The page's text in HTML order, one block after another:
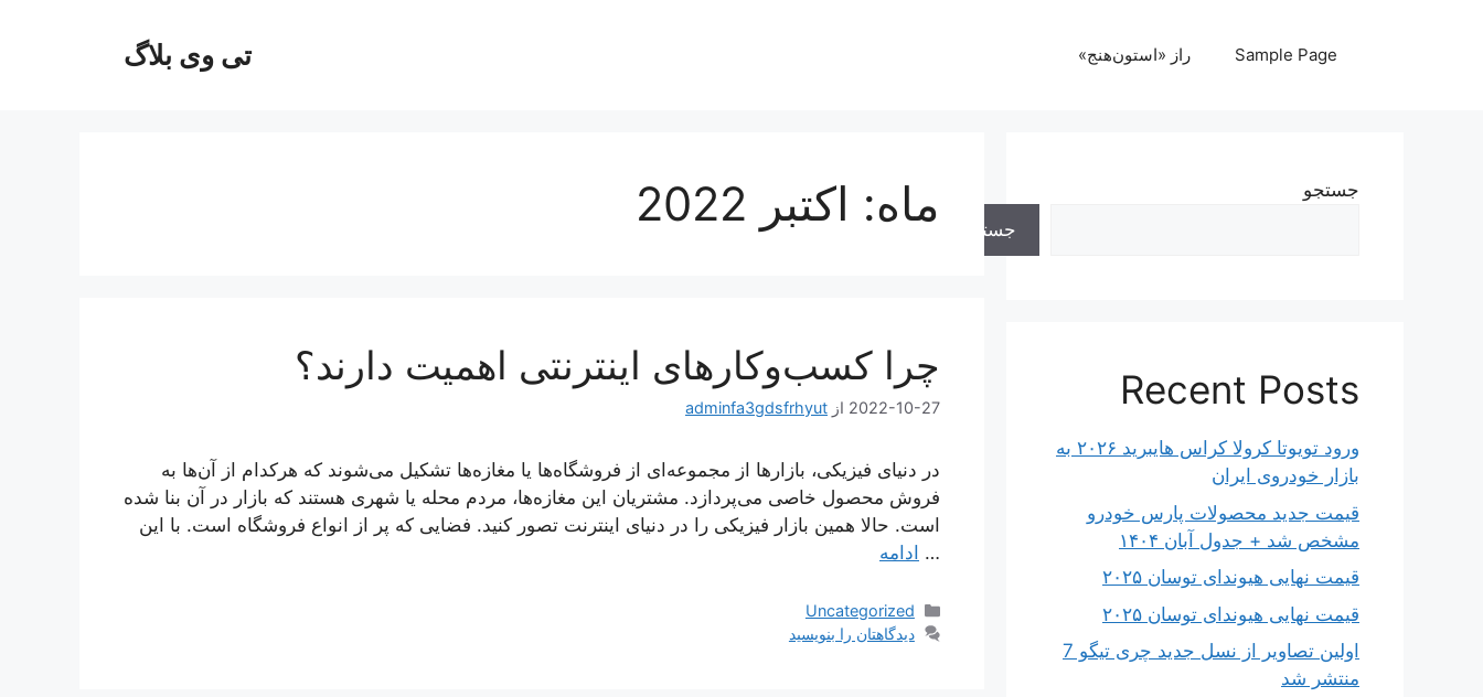
تی وی بلاگ Sample Page راز «استون‌هنج»
ماه: اکتبر 2022
چرا کسب‌وکارهای اینترنتی اهمیت دارند؟
2022-10-27 از adminfa3gdsfrhyut
در دنیای فیزیکی، بازارها از مجموعه‌ای از فروشگاه‌ها یا مغازه‌ها تشکیل می‌شوند که هرکدام از آن‌ها به
فروش محصول خاصی می‌پردازد. مشتریان این مغازه‌ها، مردم محله یا شهری هستند که بازار در آن بنا شده
است. حالا همین بازار فیزیکی را در دنیای اینترنت تصور کنید. فضایی که پر از انواع فروشگاه است. با این
… ادامه
دسته‌ها
Uncategorized
دیدگاهتان را بنویسید
جستجو
جستجو
Recent Posts
ورود تویوتا کرولا کراس هایبرید ۲۰۲۶ به
بازار خودروی ایران
قیمت جدید محصولات پارس خودرو
مشخص شد + جدول آبان ۱۴۰۴
قیمت نهایی هیوندای توسان ۲۰۲۵
قیمت نهایی هیوندای توسان ۲۰۲۵
اولین تصاویر از نسل جدید چری تیگو 7
منتشر شد